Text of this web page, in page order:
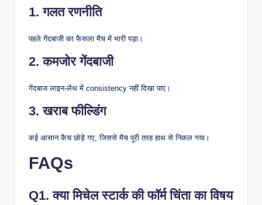
1. गलत रणनीति
पहले गेंदबाजी का फैसला मैच में भारी पड़ा।
2. कमजोर गेंदबाजी
गेंदबाज लाइन-लेंथ में consistency नहीं दिखा पाए।
3. खराब फील्डिंग
कई आसान कैच छोड़े गए, जिससे मैच पूरी तरह हाथ से निकल गया।
FAQs
Q1. क्या मिचेल स्टार्क की फॉर्म चिंता का विषय